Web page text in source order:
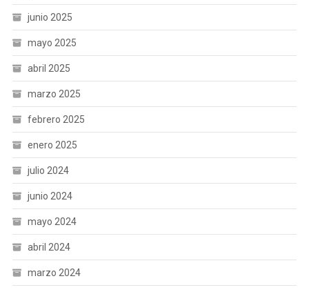
junio 2025
mayo 2025
abril 2025
marzo 2025
febrero 2025
enero 2025
julio 2024
junio 2024
mayo 2024
abril 2024
marzo 2024